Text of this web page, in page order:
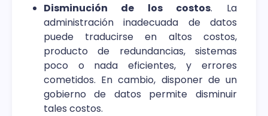
Disminución de los costos. La
administración inadecuada de datos
puede traducirse en altos costos,
producto de redundancias, sistemas
poco o nada eficientes, y errores
cometidos. En cambio, disponer de un
gobierno de datos permite disminuir
tales costos.